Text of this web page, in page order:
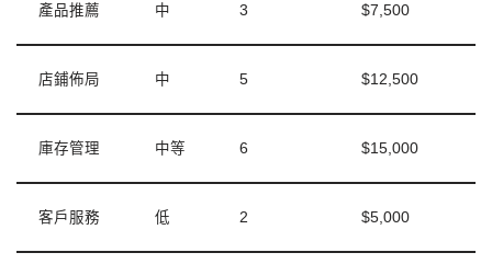
產品推薦 中 3 $7,500
店鋪佈局 中 5 $12,500
庫存管理 中等 6 $15,000
客戶服務 低 2 $5,000